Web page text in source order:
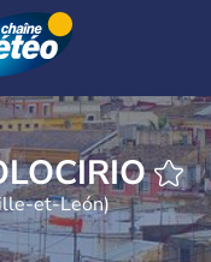
TOLOCIRIO
et-León)